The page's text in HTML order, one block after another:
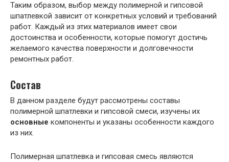
Таким образом, выбор между полимерной и гипсовой
шпатлевкой зависит от конкретных условий и требований
работ. Каждый из этих материалов имеет свои
достоинства и особенности, которые помогут достичь
желаемого качества поверхности и долговечности
ремонтных работ.
Состав
В данном разделе будут рассмотрены составы
полимерной шпатлевки и гипсовой смеси, изучены их
основные компоненты и указаны особенности каждого
из них.
Полимерная шпатлевка и гипсовая смесь являются